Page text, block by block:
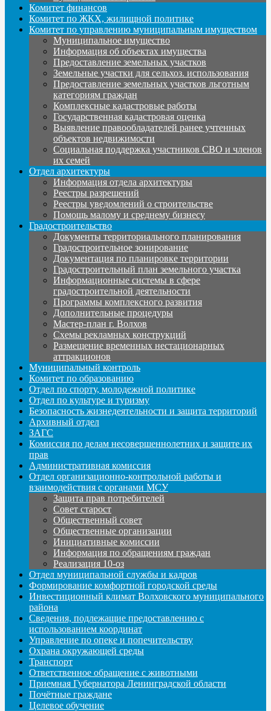
Комитет финансов
Комитет по ЖКХ, жилищной политике
Комитет по управлению муниципальным имуществом
Муниципальное имущество
Информация об объектах имущества
Предоставление земельных участков
Земельные участки для сельхоз. использования
Предоставление земельных участков льготным
категориям граждан
Комплексные кадастровые работы
Государственная кадастровая оценка
Выявление правообладателей ранее учтенных
объектов недвижимости
Социальная поддержка участников СВО и членов
их семей
Отдел архитектуры
Информация отдела архитектуры
Реестры разрешений
Реестры уведомлений о строительстве
Помощь малому и среднему бизнесу
Градостроительство
Документы территориального планирования
Градостроительное зонирование
Документация по планировке территории
Градостроительный план земельного участка
Информационные системы в сфере
градостроительной деятельности
Программы комплексного развития
Дополнительные процедуры
Мастер-план г. Волхов
Схемы рекламных конструкций
Размещение временных нестационарных
аттракционов
Муниципальный контроль
Комитет по образованию
Отдел по спорту, молодежной политике
Отдел по культуре и туризму
Безопасность жизнедеятельности и защита территорий
Архивный отдел
ЗАГС
Комиссия по делам несовершеннолетних и защите их
прав
Административная комиссия
Отдел организационно-контрольной работы и
взаимодействия с органами МСУ
Защита прав потребителей
Совет старост
Общественный совет
Общественные организации
Инициативные комиссии
Информация по обращениям граждан
Реализация 10-оз
Отдел муниципальной службы и кадров
Формирование комфортной городской среды
Инвестиционный климат Волховского муниципального
района
Сведения, подлежащие предоставлению с
использованием координат
Управление по опеке и попечительству
Охрана окружающей среды
Транспорт
Ответственное обращение с животными
Приемная Губернатора Ленинградской области
Почётные граждане
Целевое обучение